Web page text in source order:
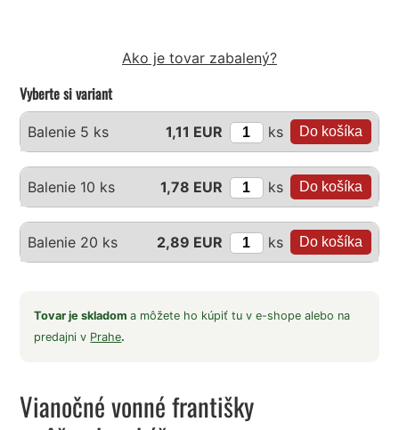
Ako je tovar zabalený?
Vyberte si variant
Balenie 5 ks 1,11 EUR ks
Balenie 10 ks 1,78 EUR ks
Balenie 20 ks 2,89 EUR ks
Tovar je skladoma môžete ho kúpiť tu v e-shope alebo na
predajni v Prahe.
Vianočné vonné františky